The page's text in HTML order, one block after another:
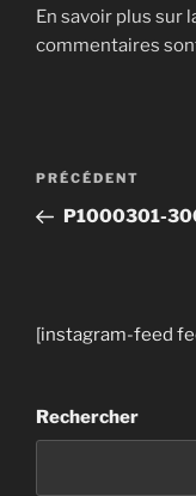
En savoir plus sur
commentaires
Navigation
l’article
Article
précédent
PRÉCÉDENT
P1000301-
[instagram-feed
Rechercher